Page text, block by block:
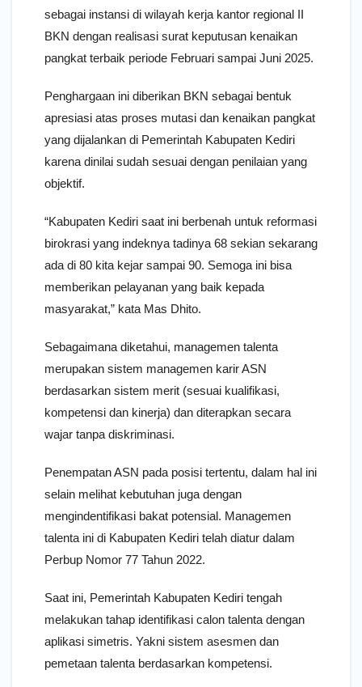
sebagai instansi di wilayah kerja kantor regional II
BKN dengan realisasi surat keputusan kenaikan
pangkat terbaik periode Februari sampai Juni 2025.
Penghargaan ini diberikan BKN sebagai bentuk
apresiasi atas proses mutasi dan kenaikan pangkat
yang dijalankan di Pemerintah Kabupaten Kediri
karena dinilai sudah sesuai dengan penilaian yang
objektif.
“Kabupaten Kediri saat ini berbenah untuk reformasi
birokrasi yang indeknya tadinya 68 sekian sekarang
ada di 80 kita kejar sampai 90. Semoga ini bisa
memberikan pelayanan yang baik kepada
masyarakat,” kata Mas Dhito.
Sebagaimana diketahui, managemen talenta
merupakan sistem managemen karir ASN
berdasarkan sistem merit (sesuai kualifikasi,
kompetensi dan kinerja) dan diterapkan secara
wajar tanpa diskriminasi.
Penempatan ASN pada posisi tertentu, dalam hal ini
selain melihat kebutuhan juga dengan
mengindentifikasi bakat potensial. Managemen
talenta ini di Kabupaten Kediri telah diatur dalam
Perbup Nomor 77 Tahun 2022.
Saat ini, Pemerintah Kabupaten Kediri tengah
melakukan tahap identifikasi calon talenta dengan
aplikasi simetris. Yakni sistem asesmen dan
pemetaan talenta berdasarkan kompetensi.